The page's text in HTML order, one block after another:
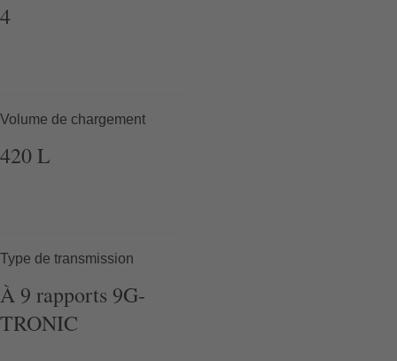
4
Volume de chargement
420L
Type de transmission
À 9 rapports 9G-
TRONIC